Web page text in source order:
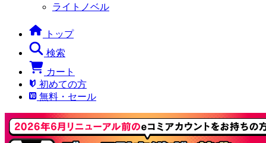
ライトノベル
トップ
検索
カート
初めての方
無料・セール